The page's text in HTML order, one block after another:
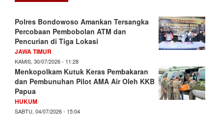
Polres Bondowoso Amankan Tersangka
Percobaan Pembobolan ATM dan
Pencurian di Tiga Lokasi
JAWA TIMUR
KAMIS, 30/07/2026 - 11:28
Menkopolkam Kutuk Keras Pembakaran
dan Pembunuhan Pilot AMA Air Oleh KKB
Papua
HUKUM
SABTU, 04/07/2026 - 15:04